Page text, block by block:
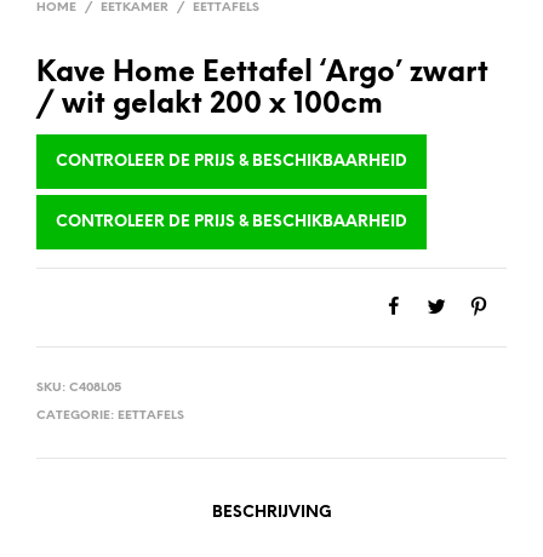
HOME / EETKAMER / EETTAFELS
Kave Home Eettafel ‘Argo’ zwart
/ wit gelakt 200 x 100cm
CONTROLEER DE PRIJS & BESCHIKBAARHEID
CONTROLEER DE PRIJS & BESCHIKBAARHEID
SKU: C408L05
CATEGORIE: EETTAFELS
BESCHRIJVING